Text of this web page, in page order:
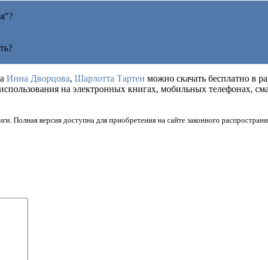
Инна Дворцова, Шарлотта Тартен можно скачать бесплатно в
на электронных книгах, мобильных телефонах,
Полная версия доступна для приобретения на сайте законного